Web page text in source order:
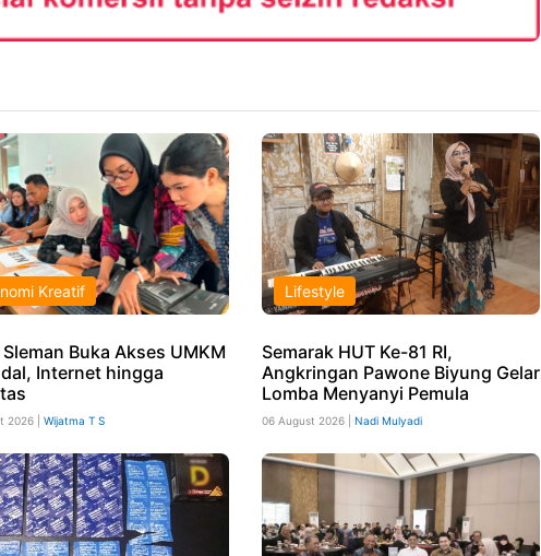
Kreatif
Buka Akses UMKM
Internet hingga
2026 | Wijatma T S
Lifestyle
Semarak HUT Ke-81 RI,
Angkringan Pawone Biyung Gelar
Lomba Menyanyi Pemula
06 August 2026 | Nadi Mulyadi